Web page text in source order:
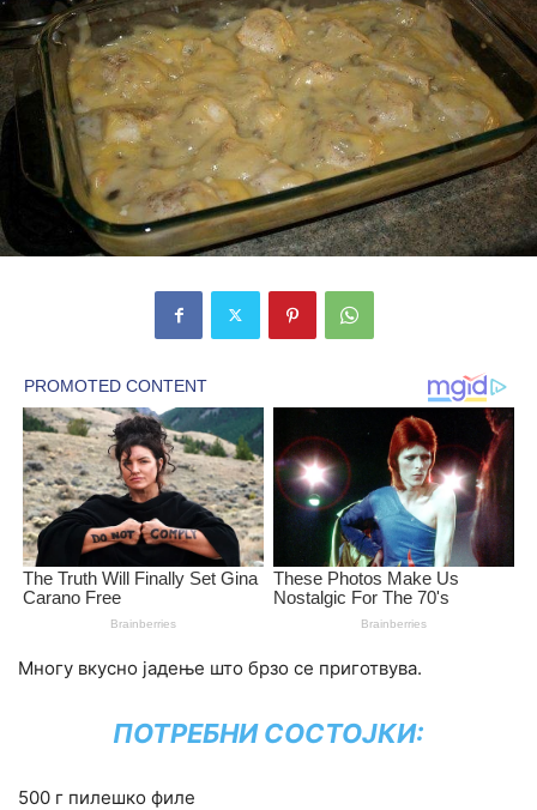
Многу вкусно јадење што брзо се приготвува.
ПОТРЕБНИ СОСТОЈКИ:
500 г пилешко филе